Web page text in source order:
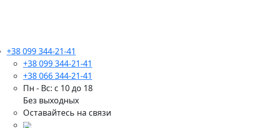
+38 099 344-21-41
+38 099 344-21-41
+38 066 344-21-41
Пн - Вс: с 10 до 18
Без выходных
Оставайтесь на связи